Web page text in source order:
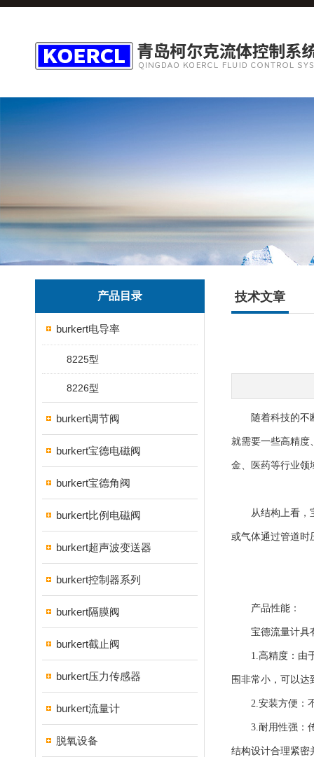
产品目录
burkert电导率
8225型
8226型
burkert调节阀
burkert宝德电磁阀
burkert宝德角阀
burkert比例电磁阀
burkert超声波变送器
burkert控制器系列
burkert隔膜阀
burkert截止阀
burkert压力传感器
burkert流量计
脱氧设备
技术文章
随着科技的不断
就需要一些高精度
金、医药等行业领
从结构上看，宝
或气体通过管道时
产品性能：
宝德流量计具
1.高精度：由于
围非常小，可以达
2.安装方便：不
3.耐用性强：传
结构设计合理紧密